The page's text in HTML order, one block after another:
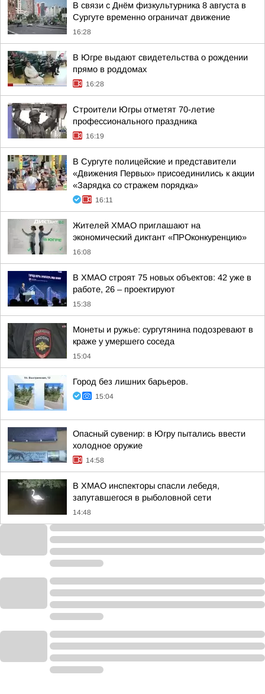
В связи с Днём физкультурника 8 августа в
Сургуте временно ограничат движение
16:28
В Югре выдают свидетельства о рождении
прямо в роддомах
16:28
Строители Югры отметят 70-летие
профессионального праздника
16:19
В Сургуте полицейские и представители
«Движения Первых» присоединились к акции
«Зарядка со стражем порядка»
16:11
Жителей ХМАО приглашают на
экономический диктант «ПРОконкуренцию»
16:08
В ХМАО строят 75 новых объектов: 42 уже в
работе, 26 – проектируют
15:38
Монеты и ружье: сургутянина подозревают в
краже у умершего соседа
15:04
Город без лишних барьеров.
15:04
Опасный сувенир: в Югру пытались ввести
холодное оружие
14:58
В ХМАО инспекторы спасли лебедя,
запутавшегося в рыболовной сети
14:48